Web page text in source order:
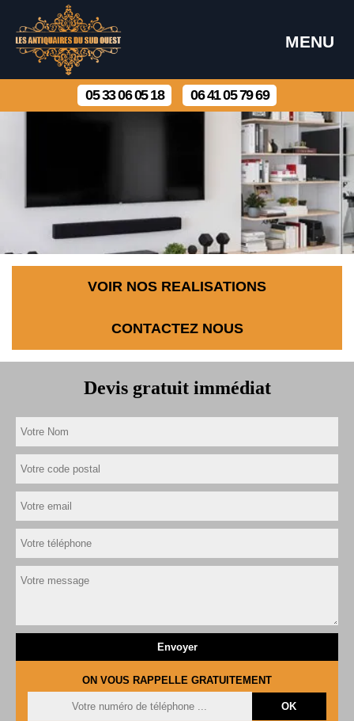
MENU
05 33 06 05 18 06 41 05 79 69
VOIR NOS REALISATIONS
CONTACTEZ NOUS
Devis gratuit immédiat
ON VOUS RAPPELLE GRATUITEMENT